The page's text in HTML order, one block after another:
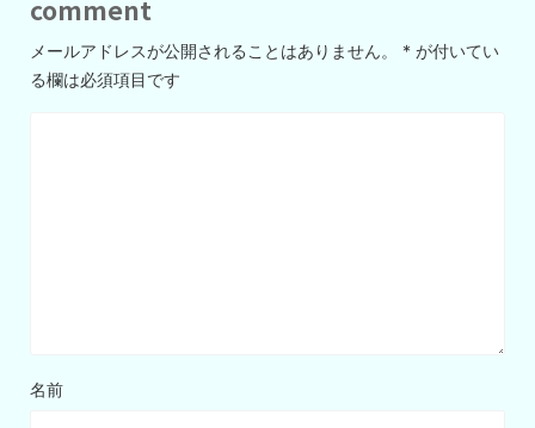
comment
メールアドレスが公開されることはありません。 * が付いてい
る欄は必須項目です
名前